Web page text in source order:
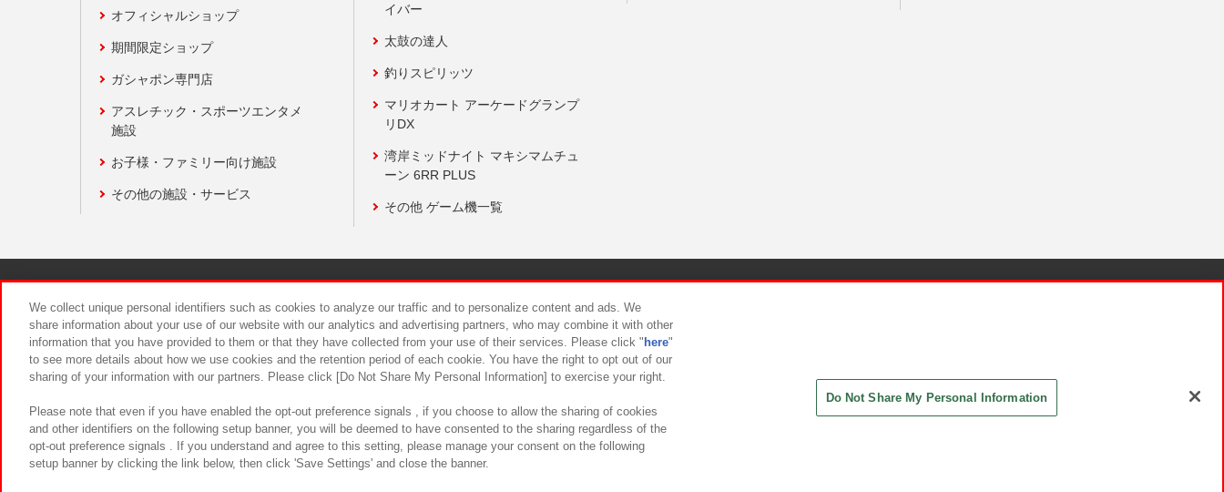
オフィシャルショップ
期間限定ショップ
ガシャポン専門店
アスレチック・スポーツエンタメ
施設
お子様・ファミリー向け施設
その他の施設・サービス
イバー
太鼓の達人
釣りスピリッツ
マリオカート アーケードグランプ
リDX
湾岸ミッドナイト マキシマムチュ
ーン 6RR PLUS
その他 ゲーム機一覧
食品のご提供について カスタマーハラスメント対応方針
We collect unique personal identifiers such as cookies to analyze our traffic and to personalize content and ads. We
share information about your use of our website with our analytics and advertising partners, who may combine it with other
information that you have provided to them or that they have collected from your use of their services. Please click " here"
to see more details about how we use cookies and the retention period of each cookie. You have the right to opt out of our
sharing of your information with our partners. Please click [Do Not Share My Personal Information] to exercise your right.
Please note that even if you have enabled the opt-out preference signals , if you choose to allow the sharing of cookies
and other identifiers on the following setup banner, you will be deemed to have consented to the sharing regardless of the
opt-out preference signals . If you understand and agree to this setting, please manage your consent on the following
setup banner by clicking the link below, then click 'Save Settings' and close the banner.
Do Not Share My Personal Information